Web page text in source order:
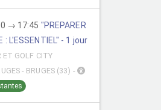
→ 17:45 "PREPARER
: L'ESSENTIEL" - 1 jour
GOLF CITY
- BRUGES (33) -